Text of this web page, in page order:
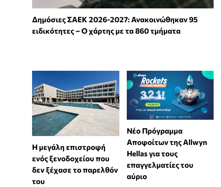
Δημόσιες ΣΑΕΚ 2026-2027: Ανακοινώθηκαν 95
ειδικότητες – Ο χάρτης με τα 860 τμήματα
Η μεγάλη επιστροφή
ενός ξενοδοχείου που
δεν ξέχασε το παρελθόν
του
Νέο Πρόγραμμα
Αποφοίτων της Allwyn
Hellas για τους
επαγγελματίες του
αύριο